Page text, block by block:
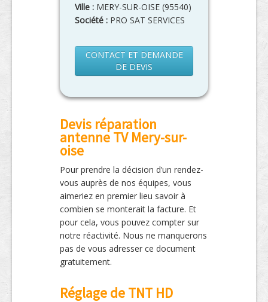
Ville : MERY-SUR-OISE (95540)
Société : PRO SAT SERVICES
CONTACT ET DEMANDE
DE DEVIS
Devis réparation
antenne TV Mery-sur-
oise
Pour prendre la décision d’un rendez-
vous auprès de nos équipes, vous
aimeriez en premier lieu savoir à
combien se monterait la facture. Et
pour cela, vous pouvez compter sur
notre réactivité. Nous ne manquerons
pas de vous adresser ce document
gratuitement.
Réglage de TNT HD